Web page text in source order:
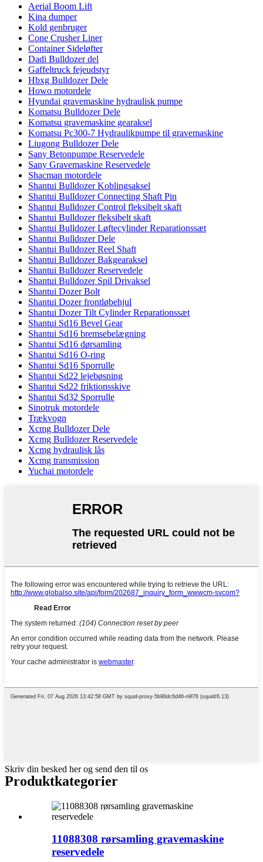
Aerial Boom Lift
Kina dumper
Kold genbruger
Cone Crusher Liner
Container Sideløfter
Dadi Bulldozer del
Gaffeltruck fejeudstyr
Hbxg Bulldozer Dele
Howo motordele
Hyundai gravemaskine hydraulisk pumpe
Komatsu Bulldozer Dele
Komatsu gravemaskine gearaksel
Komatsu Pc300-7 Hydraulikpumpe til gravemaskine
Liugong Bulldozer Dele
Sany Betonpumpe Reservedele
Sany Gravemaskine Reservedele
Shacman motordele
Shantui Bulldozer Koblingsaksel
Shantui Bulldozer Connecting Shaft Pin
Shantui Bulldozer Control fleksibelt skaft
Shantui Bulldozer fleksibelt skaft
Shantui Bulldozer Løftecylinder Reparationssæt
Shantui Bulldozer Dele
Shantui Bulldozer Reel Shaft
Shantui Bulldozer Bakgearaksel
Shantui Bulldozer Reservedele
Shantui Bulldozer Spil Drivaksel
Shantui Dozer Bolt
Shantui Dozer frontløbehjul
Shantui Dozer Tilt Cylinder Reparationssæt
Shantui Sd16 Bevel Gear
Shantui Sd16 bremsebelægning
Shantui Sd16 dørsamling
Shantui Sd16 O-ring
Shantui Sd16 Sporrulle
Shantui Sd22 lejebøsning
Shantui Sd22 friktionsskive
Shantui Sd32 Sporrulle
Sinotruk motordele
Trækvogn
Xcmg Bulldozer Dele
Xcmg Bulldozer Reservedele
Xcmg hydraulisk lås
Xcmg transmission
Yuchai motordele
Skriv din besked her og send den til os
Produktkategorier
11088308 rørsamling gravemaskine
reservedele